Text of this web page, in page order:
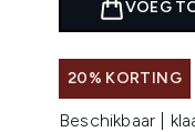
VOEG
20% KORTING
Beschikbaar |